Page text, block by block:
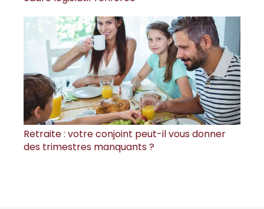
Retraite : votre conjoint peut-il vous donner
des trimestres manquants ?